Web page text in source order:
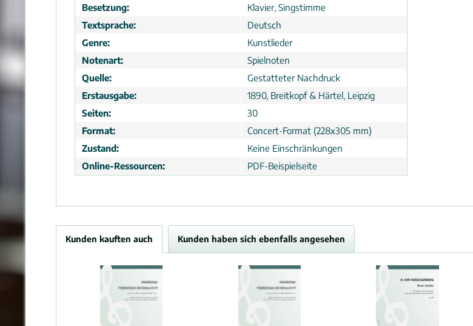
Besetzung:
Klavier, Singstimme
Textsprache:
Deutsch
Genre:
Kunstlieder
Notenart:
Spielnoten
Quelle:
Gestatteter Nachdruck
Erstausgabe:
1890, Breitkopf & Härtel, Leipzig
Seiten:
30
Format:
Concert-Format (228x305 mm)
Zustand:
Keine Einschränkungen
Online-Ressourcen:
PDF-Beispielseite
Kunden kauften auch Kunden haben sich ebenfalls angesehen